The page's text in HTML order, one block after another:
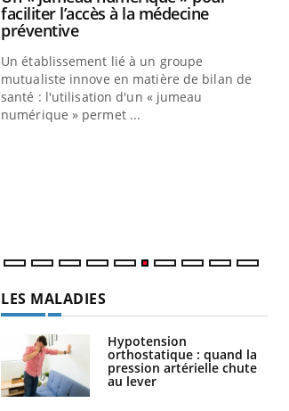
faciliter l’accès à la médecine
préventiveYoutube
Un établissement lié à un groupe
mutualiste innove en matière de bilan de
santé : l'utilisation d'un « jumeau
numérique » permet ...
LES MALADIES
Hypotension
orthostatique : quand la
pression artérielle chute
au lever